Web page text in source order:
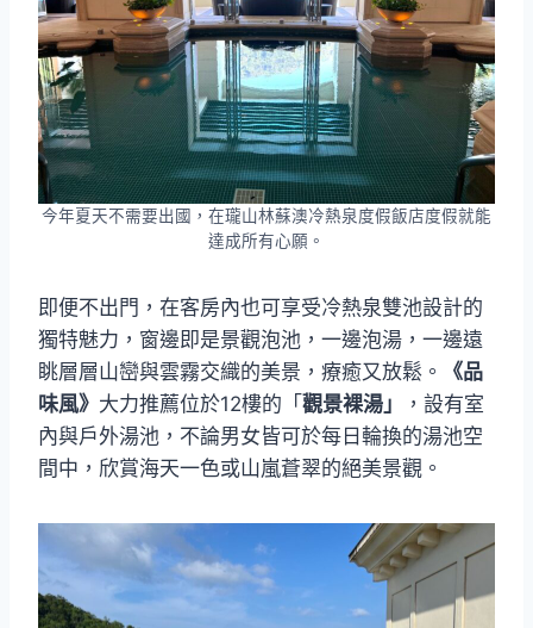
今年夏天不需要出國，在瓏山林蘇澳冷熱泉度假飯店度假就能
達成所有心願。
即便不出門，在客房內也可享受冷熱泉雙池設計的
獨特魅力，窗邊即是景觀泡池，一邊泡湯，一邊遠
眺層層山巒與雲霧交織的美景，療癒又放鬆。
《品
味風》 大力推薦位於12樓的「觀景裸湯」
，設有室
內與戶外湯池，不論男女皆可於每日輪換的湯池空
間中，欣賞海天一色或山嵐蒼翠的絕美景觀。